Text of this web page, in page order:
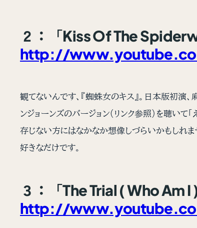
２：「Kiss Of The
http://
観てないんです、『蜘蛛女のキス』。日本版初
ンジョーンズのバージョン（リンク参照）を聴い
存じない方にはなかなか想像しづらいかもしれ
好きなだけです。
３：「The Trial ( Who Am I
http://